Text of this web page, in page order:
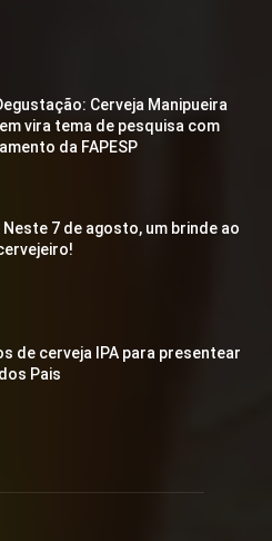
Cerveja Manipueira
vira tema de pesquisa com
da FAPESP
7 de agosto, um brinde ao
de cerveja IPA para presentear
Pais